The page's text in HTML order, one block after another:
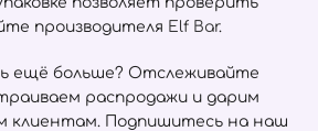
производителя Elf Bar.
ещё больше? Отслеживайте
распродажи и дарим
клиентам. Подпишитесь на наш